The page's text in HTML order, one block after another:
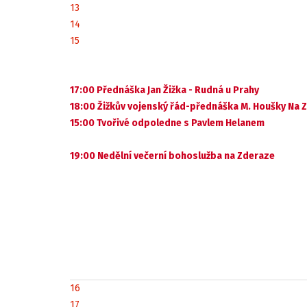
13
14
15
17:00 Přednáška Jan Žižka - Rudná u Prahy
18:00 Žižkův vojenský řád-přednáška M. Houšky Na
15:00 Tvořivé odpoledne s Pavlem Helanem
19:00 Nedělní večerní bohoslužba na Zderaze
16
17